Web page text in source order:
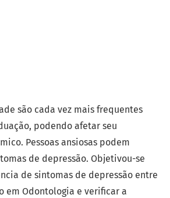
são cada vez mais frequentes
podendo afetar seu
Pessoas ansiosas podem
de depressão. Objetivou-se
de sintomas de depressão entre
em Odontologia e verificar a